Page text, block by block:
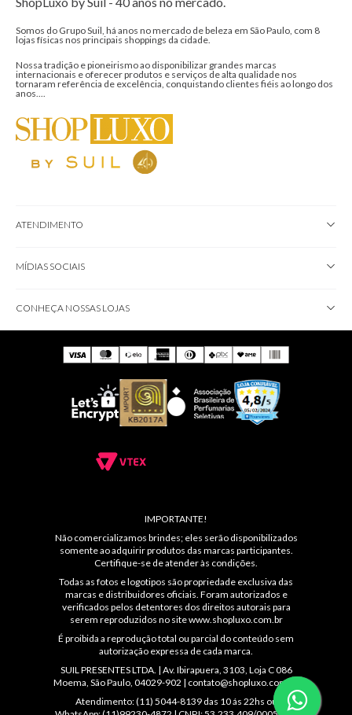
Somos do Grupo Suil, há anos no mercado de beleza em São Paulo, com 8
lojas físicas nos principais shoppings da cidade.
Nossa tradição e pioneirismo ao disponibilizar grandes marcas
internacionais e oferecer produtos e serviços de alta qualidade nos
tornaram referência de excelência, conquistando clientes fiéis ao longo dos
anos....
ATENDIMENTO
MÍDIAS SOCIAIS
CONHEÇA NOSSAS LOJAS
IMPORTANTE!
Não comercializamos brindes; eles serão disponibilizados
somente ao adquirir produtos das marcas participantes.
Certifique-se de atender às condições.
Todas as fotos e logotipos são propriedade exclusiva das
marcas e distribuidores oficiais. Foram autorizados e
verificados pelos detentores dos direitos autorais para
serem reproduzidos no sitewww.shopluxo.com.br
É proibida a reprodução total ou parcial do conteúdo sem
autorização expressa de cada marca.
SUIL PRESENTES LTDA. | Av. Ibirapuera, 3103, Loja C 086
Moema, São Paulo, 04029-902 | contato@shopluxo.com.br
Atendimento: (11) 5044-8139 das 10 ás 22hs ou